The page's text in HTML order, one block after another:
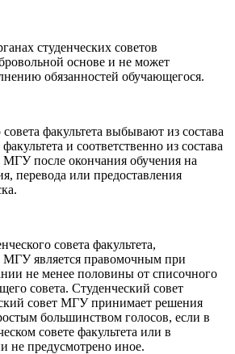
студенческих советов
основе и не может
обязанностей обучающегося.
факультета выбывают из состава
и соответственно из состава
МГУ после окончания обучения на
перевода или предоставления
совета факультета,
МГУ является правомочным при
не менее половины от списочного
совета. Студенческий совет
совет МГУ принимает решения
большинством голосов, если в
совете факультета или в
не предусмотрено иное.